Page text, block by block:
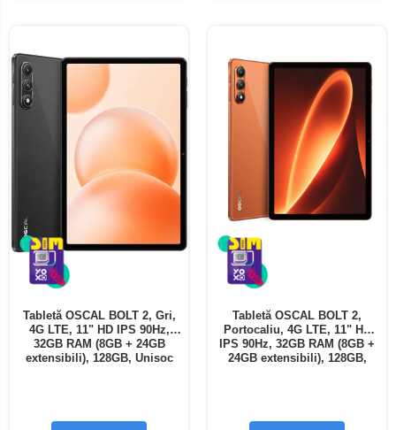
Tabletă OSCAL BOLT 2, Gri,
4G LTE, 11" HD IPS 90Hz,
32GB RAM (8GB + 24GB
extensibili), 128GB, Unisoc
Tabletă OSCAL BOLT 2,
Portocaliu, 4G LTE, 11" HD
IPS 90Hz, 32GB RAM (8GB +
24GB extensibili), 128GB,